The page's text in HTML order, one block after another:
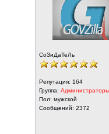
СоЗиДаТеЛь
Репутация: 164
Группа: Администраторы
Пол: мужской
Сообщений: 2372